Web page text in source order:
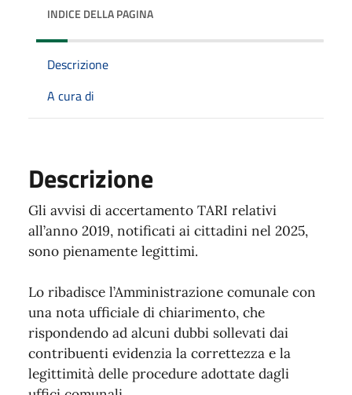
INDICE DELLA PAGINA
Descrizione
A cura di
Descrizione
Gli avvisi di accertamento TARI relativi
all’anno 2019, notificati ai cittadini nel 2025,
sono pienamente legittimi.
Lo ribadisce l’Amministrazione comunale con
una nota ufficiale di chiarimento, che
rispondendo ad alcuni dubbi sollevati dai
contribuenti evidenzia la correttezza e la
legittimità delle procedure adottate dagli